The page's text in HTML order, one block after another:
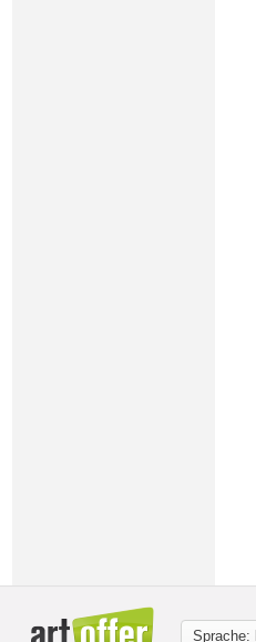
Sprache: